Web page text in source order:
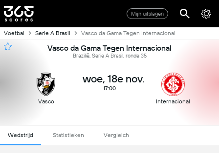
Mijn uitslagen
Voetbal Serie A Brasil Vasco da Gama Tegen Internacional
Vasco da Gama Tegen Internacional
Brazilië, Serie A Brasil, ronde 35
Vasco
woe, 18e nov.
17:00
Internacional
Wedstrijd Statistieken Vergleich